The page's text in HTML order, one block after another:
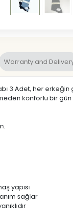
Warranty and
3 Adet, her
konforlu bir
yapısı
sağlar